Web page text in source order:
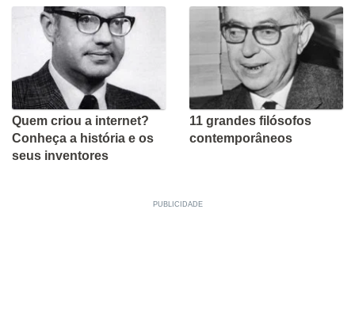
Quem criou a internet?
Conheça a história e os
seus inventores
11 grandes filósofos
contemporâneos